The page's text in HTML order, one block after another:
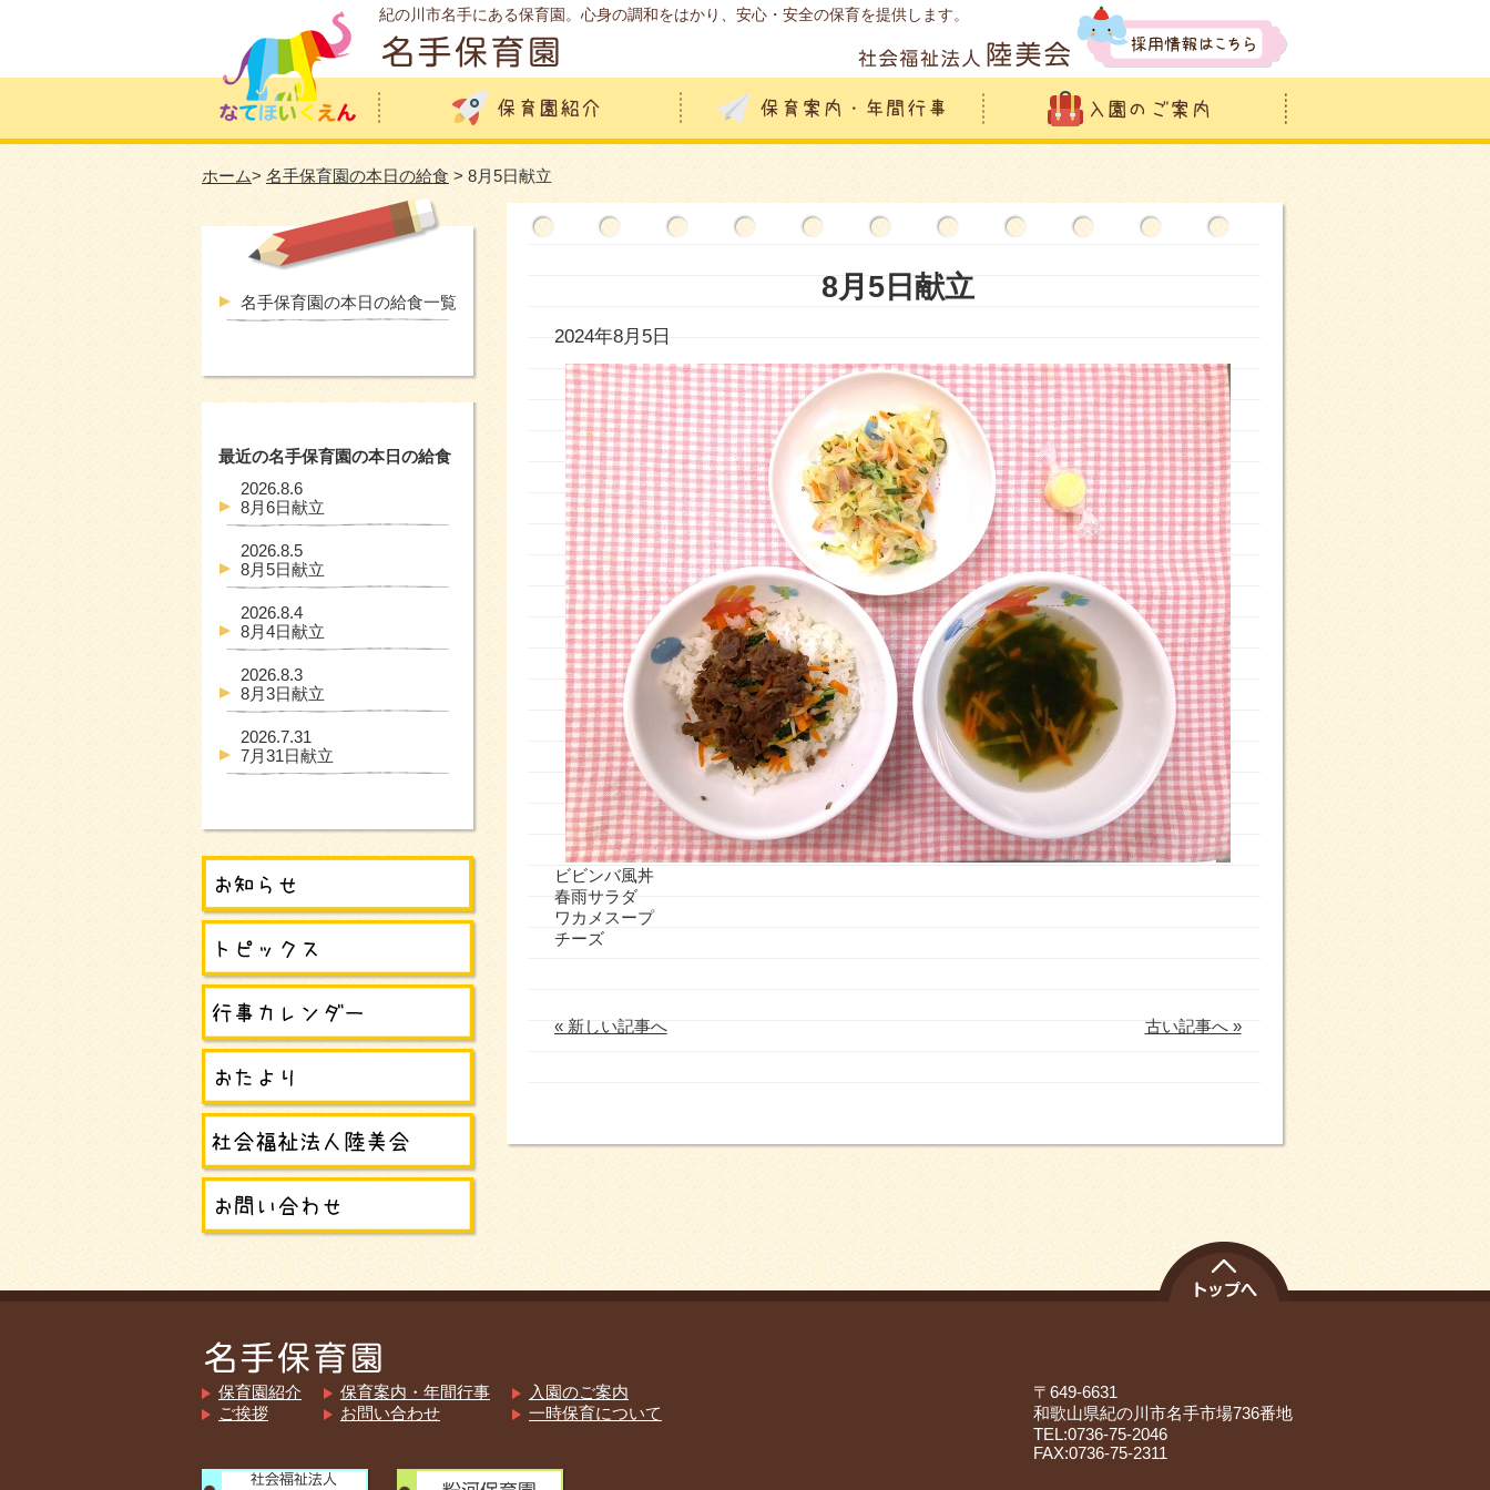
紀の川市名手にある保育園。心身の調和をはかり、安心・安全の保育を提供します。
ホーム> 名手保育園の本日の給食 > 8月5日献立
8月5日献立
2024年8月5日
ビビンバ風丼
春雨サラダ
ワカメスープ
チーズ
« 新しい記事へ 古い記事へ »
名手保育園の本日の給食一覧
最近の名手保育園の本日の給食
2026.8.6
8月6日献立
2026.8.5
8月5日献立
2026.8.4
8月4日献立
2026.8.3
8月3日献立
2026.7.31
7月31日献立
保育園紹介
ご挨拶
保育案内・年間行事
お問い合わせ
入園のご案内
一時保育について
〒649-6631
和歌山県紀の川市名手市場736番地
TEL:0736-75-2046
FAX:0736-75-2311